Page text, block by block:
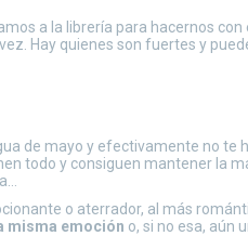
a la librería para hacernos
Hay quienes son fuertes y
de mayo y efectivamente no
todo y consiguen mantener la
o aterrador, al más
misma emoción o, si no esa, aún